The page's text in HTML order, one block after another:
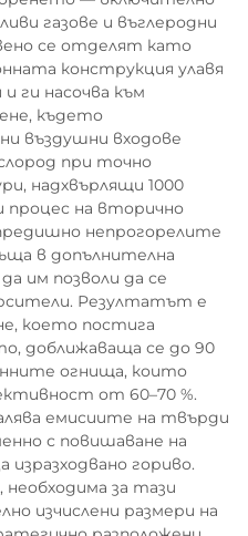
газове и въглеродни
се отделят като
конструкция улавя
ги насочва към
където
въздушни входове
при точно
надхвърлящи 1000
процес на вторично
непрогорелите
в допълнителна
им позволи да се
Резултатът е
което постига
доближаваща се до 90
огнища, които
от 60–70 %.
емисиите на твърди
с повишаване на
изразходвано гориво.
за тази
изчислени размери на